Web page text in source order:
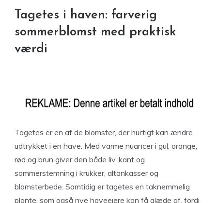
Tagetes i haven: farverig
sommerblomst med praktisk
værdi
Tagetes er en af de blomster, der hurtigt kan ændre
udtrykket i en have. Med varme nuancer i gul, orange,
rød og brun giver den både liv, kant og
sommerstemning i krukker, altankasser og
blomsterbede. Samtidig er tagetes en taknemmelig
plante, som også nye haveejere kan få glæde af, fordi